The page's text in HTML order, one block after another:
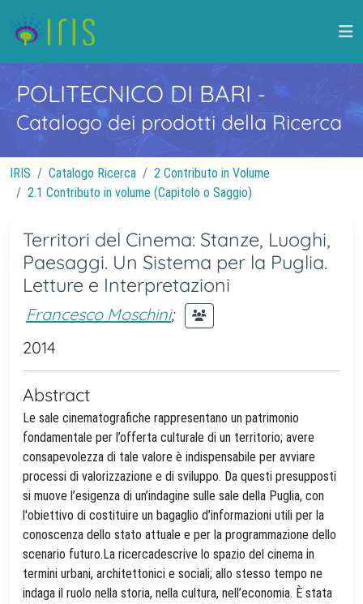
POLITECNICO DI BARI -
Catalogo dei prodotti della Ricerca
IRIS Catalogo Ricerca
2 Contributo in Volume
2.1 Contributo in volume (Capitolo o Saggio)
Territori del Cinema: Stanze, Luoghi,
Paesaggi. Un Sistema per la Puglia.
Letture e Interpretazioni
Francesco Moschini;
2014
Abstract
Le sale cinematografiche rappresentano un patrimonio
fondamentale per l’offerta culturale di un territorio; avere
consapevolezza di tale valore è indispensabile per avviare
processi di valorizzazione e di sviluppo. Da questi presupposti
si muove l’esigenza di un’indagine sulle sale della Puglia, con
l'obiettivo di costituire un bagaglio d’informazioni utili per la
conoscenza dello stato attuale e per la programmazione dello
scenario futuro.La ricercadescrive lo spazio del cinema in
termini urbani, architettonici e sociali; allo stesso tempo ne
indaga il ruolo nella storia, nella cultura, nell’economia. È stata